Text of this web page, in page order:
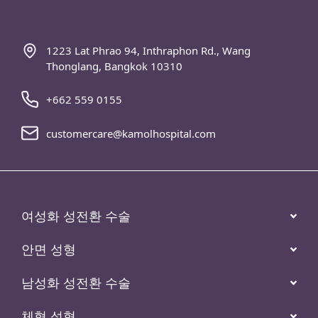
안면 성형
남성화 성전환 수술
체형 성형
카몰 병원 팔로우하기